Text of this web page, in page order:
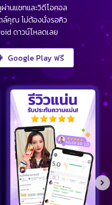
านแชทและวิดีโอคอล
ล์คุณ ไม่ต้องนั่งรอคิว
ดาวน์โหลดเลย
Google Play ฟรี